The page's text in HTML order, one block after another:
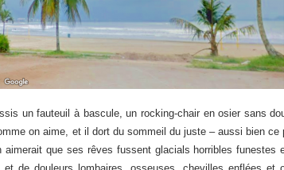
un fauteuil à bascule, un rocking-chair en osier sans
on aime, et il dort du sommeil du juste – aussi bien ce
que ses rêves fussent glacials horribles funestes